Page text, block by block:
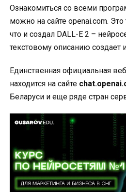
Ознакомиться со всеми
можно на сайте openai.com. Это
что и создал DALL-E 2 –
текстовому описанию создает
Единственная официальная
находится на сайте
Беларуси и еще ряде стран